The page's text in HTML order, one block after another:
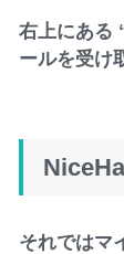
右上にある
ールを受け
それではマ